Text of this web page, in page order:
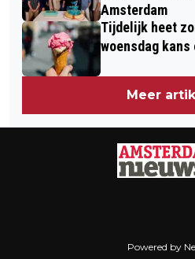
Amsterdam
Tijdelijk heet
woensdag kans
Meer
Powered by